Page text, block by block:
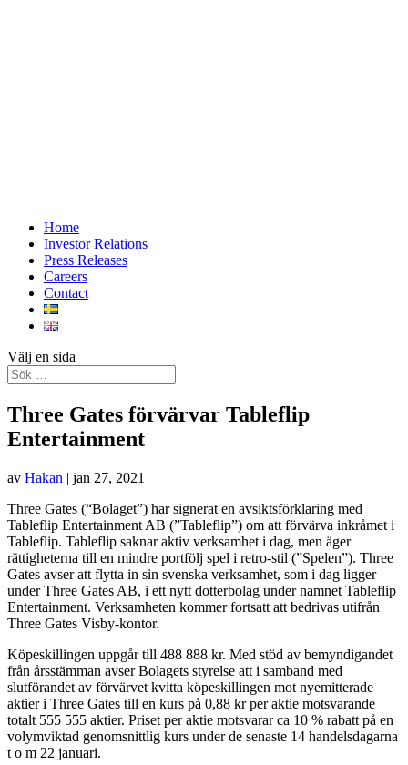
Home
Investor Relations
Press Releases
Careers
Contact
Välj en sida
Three Gates förvärvar Tableflip
Entertainment
av Hakan | jan 27, 2021
Three Gates (“Bolaget”) har signerat en avsiktsförklaring med
Tableflip Entertainment AB (”Tableflip”) om att förvärva inkråmet i
Tableflip. Tableflip saknar aktiv verksamhet i dag, men äger
rättigheterna till en mindre portfölj spel i retro-stil (”Spelen”). Three
Gates avser att flytta in sin svenska verksamhet, som i dag ligger
under Three Gates AB, i ett nytt dotterbolag under namnet Tableflip
Entertainment. Verksamheten kommer fortsatt att bedrivas utifrån
Three Gates Visby-kontor.
Köpeskillingen uppgår till 488 888 kr. Med stöd av bemyndigandet
från årsstämman avser Bolagets styrelse att i samband med
slutförandet av förvärvet kvitta köpeskillingen mot nyemitterade
aktier i Three Gates till en kurs på 0,88 kr per aktie motsvarande
totalt 555 555 aktier. Priset per aktie motsvarar ca 10 % rabatt på en
volymviktad genomsnittlig kurs under de senaste 14 handelsdagarna
t o m 22 januari.